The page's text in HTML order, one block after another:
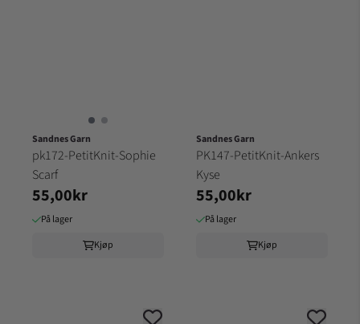
Sandnes Garn
pk172-PetitKnit-Sophie
Scarf
55,00kr
På lager
Kjøp
Sandnes Garn
PK147-PetitKnit-Ankers
Kyse
55,00kr
På lager
Kjøp